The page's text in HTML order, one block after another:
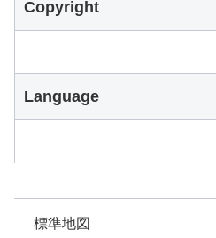
標準地図
Copyright
Language